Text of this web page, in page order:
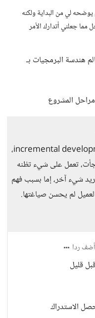
لي من البداية ولكنه
مما جعلني أتدارك الأمر
هندسة البرمجيات بـ
المشروع
اسم هذا النموذج incremental development model،
تعمل على شيء تظنه
شيء آخر، إما بسبب فهم
لم يحسن صياغتها.
أضف ردا
قليل
الاستدراك